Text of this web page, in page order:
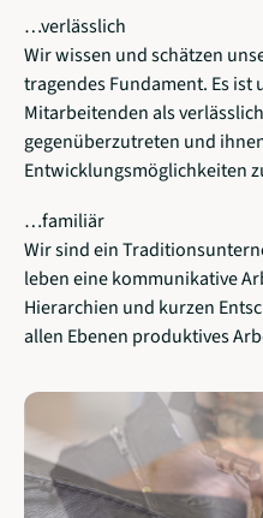
…verlässlich
Wir wissen und schätzen
tragendes Fundament. Es ist
Mitarbeitenden als
gegenüberzutreten und
Entwicklungsmöglichkeiten
…familiär
Wir sind ein
leben eine kommunikative
Hierarchien und kurzen
allen Ebenen produktives